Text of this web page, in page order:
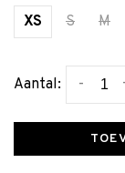
XS S M
Aantal: -